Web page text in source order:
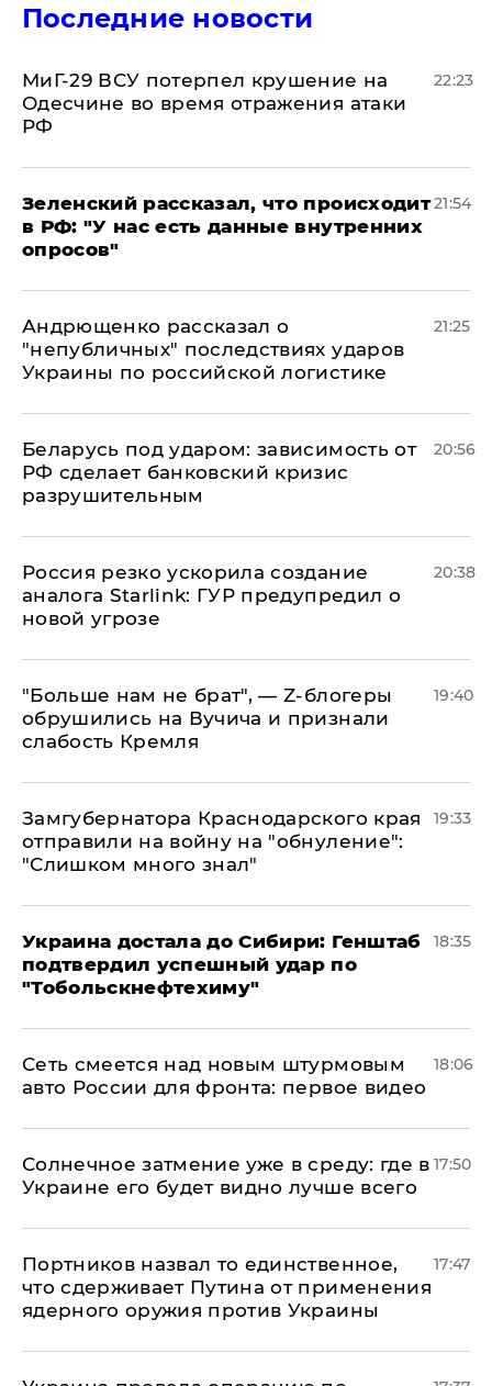
Последние новости
МиГ-29 ВСУ потерпел крушение на
Одесчине во время отражения атаки
РФ
22:23
​Зеленский рассказал, что происходит
в РФ: "У нас есть данные внутренних
опросов"
21:54
Андрющенко рассказал о
"непубличных" последствиях ударов
Украины по российской логистике
21:25
Беларусь под ударом: зависимость от
РФ сделает банковский кризис
разрушительным
20:56
​Россия резко ускорила создание
аналога Starlink: ГУР предупредил о
новой угрозе
20:38
​"Больше нам не брат", — Z-блогеры
обрушились на Вучича и признали
слабость Кремля
19:40
Замгубернатора Краснодарского края
отправили на войну на "обнуление":
"Слишком много знал"
19:33
Украина достала до Сибири: Генштаб
подтвердил успешный удар по
"Тобольскнефтехиму"
18:35
Сеть смеется над новым штурмовым
авто России для фронта: первое видео
18:06
​Солнечное затмение уже в среду: где в
Украине его будет видно лучше всего
17:50
Портников назвал то единственное,
что сдерживает Путина от применения
ядерного оружия против Украины
17:47